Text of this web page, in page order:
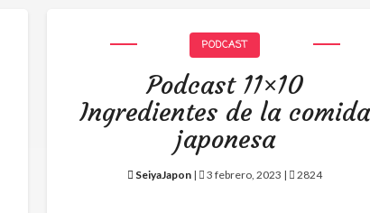
PODCAST
Podcast 11×10
Ingredientes de la comida
japonesa
SeiyaJapon | 3 febrero, 2023 | 2824